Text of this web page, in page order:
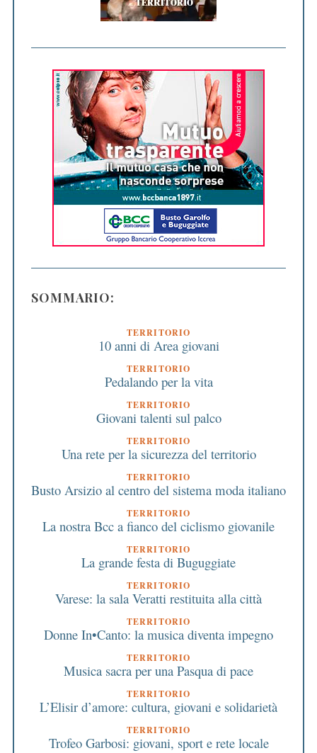
SOMMARIO:
TERRITORIO
10 anni di Area giovani
TERRITORIO
Pedalando per la vita
TERRITORIO
Giovani talenti sul palco
TERRITORIO
Una rete per la sicurezza del territorio
TERRITORIO
Busto Arsizio al centro del sistema moda italiano
TERRITORIO
La nostra Bcc a fianco del ciclismo giovanile
TERRITORIO
La grande festa di Buguggiate
TERRITORIO
Varese: la sala Veratti restituita alla città
TERRITORIO
Donne In•Canto: la musica diventa impegno
TERRITORIO
Musica sacra per una Pasqua di pace
TERRITORIO
L’Elisir d’amore: cultura, giovani e solidarietà
TERRITORIO
Trofeo Garbosi: giovani, sport e rete locale